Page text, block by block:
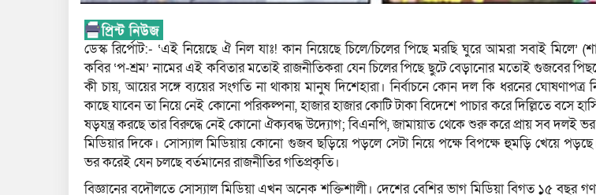
ডেস্ক রির্পোট:- ‘এই নিয়েছে ঐ নিল যাঃ! কান নিয়েছে চিলে/চিলের পিছে মরছি ঘুরে আমরা সবাই মিলে’
কবির ‘প-শ্রম’ নামের এই কবিতার মতোই রাজনীতিকরা যেন চিলের পিছে ছুটে বেড়ানোর মতোই গুজবের
কী চায়, আয়ের সঙ্গে ব্যয়ের সংগতি না থাকায় মানুষ দিশেহারা। নির্বাচনে কোন দল কি ধরনের ঘোষণাপত্র
কাছে যাবেন তা নিয়ে নেই কোনো পরিকল্পনা, হাজার হাজার কোটি টাকা বিদেশে পাচার করে দিল্লিতে বসে
ষড়যন্ত্র করছে তার বিরুদ্ধে নেই কোনো ঐক্যবদ্ধ উদ্যোগ; বিএনপি, জামায়াত থেকে শুরু করে প্রায় সব দলই
মিডিয়ার দিকে। সোস্যাল মিডিয়ায় কোনো গুজব ছড়িয়ে পড়লে সেটা নিয়ে পক্ষে বিপক্ষে হুমড়ি খেয়ে
ভর করেই যেন চলছে বর্তমানের রাজনীতির গতিপ্রকৃতি।
বিজ্ঞানের বদৌলতে সোস্যাল মিডিয়া এখন অনেক শক্তিশালী। দেশের বেশির ভাগ মিডিয়া বিগত ১৫ বছর